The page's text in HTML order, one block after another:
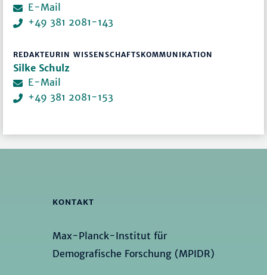
E-Mail
+49 381 2081-143
REDAKTEURIN WISSENSCHAFTSKOMMUNIKATION
Silke Schulz
E-Mail
+49 381 2081-153
KONTAKT
Max-Planck-Institut für
Demografische Forschung (MPIDR)